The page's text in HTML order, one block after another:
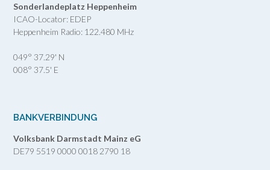
Sonderlandeplatz Heppenheim
ICAO-Locator: EDEP
Heppenheim Radio: 122.480 MHz
049° 37.29' N
008° 37.5' E
BANKVERBINDUNG
Volksbank Darmstadt Mainz eG
DE79 5519 0000 0018 2790 18